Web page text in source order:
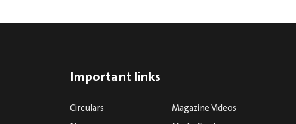
Important links
Circulars
Magazine Videos